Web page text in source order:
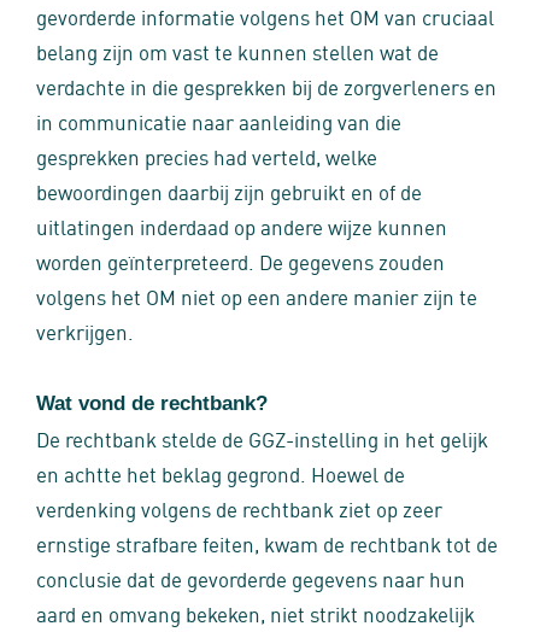
gevorderde informatie volgens het OM van cruciaal
belang zijn om vast te kunnen stellen wat de
verdachte in die gesprekken bij de zorgverleners en
in communicatie naar aanleiding van die
gesprekken precies had verteld, welke
bewoordingen daarbij zijn gebruikt en of de
uitlatingen inderdaad op andere wijze kunnen
worden geïnterpreteerd. De gegevens zouden
volgens het OM niet op een andere manier zijn te
verkrijgen.
Wat vond de rechtbank?
De rechtbank stelde de GGZ-instelling in het gelijk
en achtte het beklag gegrond. Hoewel de
verdenking volgens de rechtbank ziet op zeer
ernstige strafbare feiten, kwam de rechtbank tot de
conclusie dat de gevorderde gegevens naar hun
aard en omvang bekeken, niet strikt noodzakelijk